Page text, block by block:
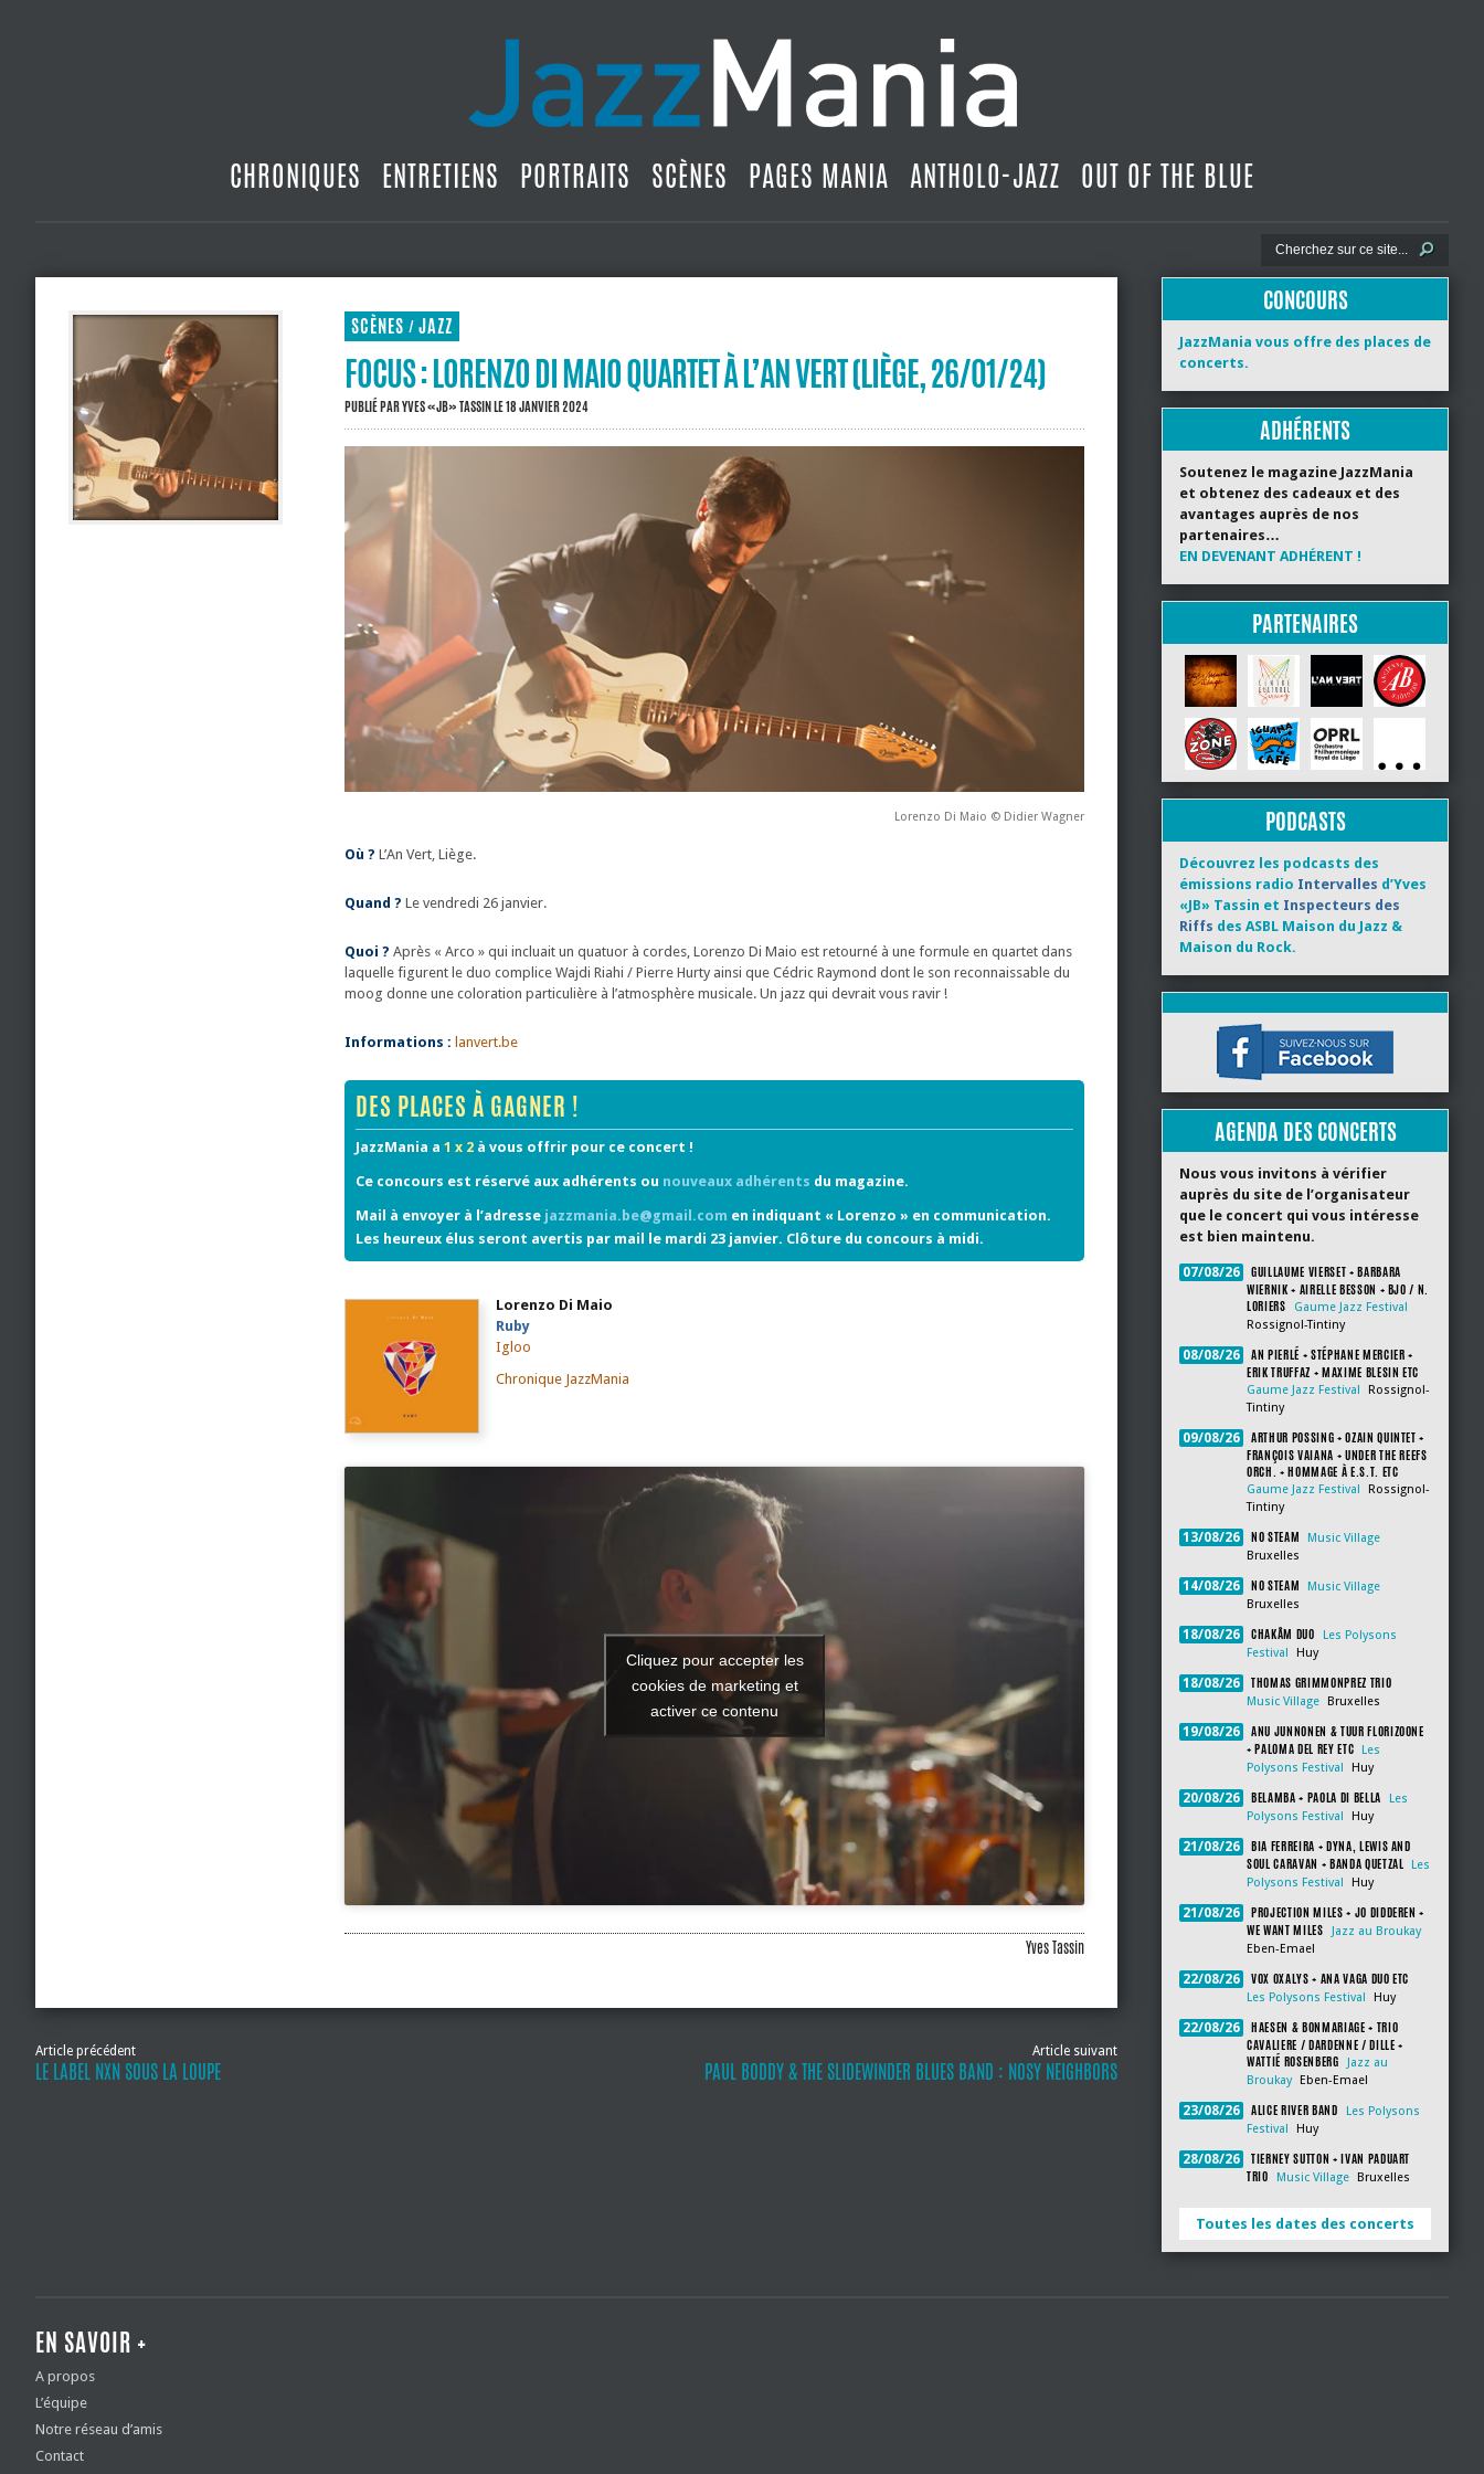
CHRONIQUES ENTRETIENS PORTRAITS SCÈNES PAGES MANIA ANTHOLO-JAZZ OUT OF THE BLUE
SCÈNES / JAZZ
FOCUS : LORENZO DI MAIO QUARTET À L’AN VERT (LIÈGE, 26/01/24)
PUBLIÉ PARYVES «JB» TASSINLE 18 JANVIER 2024
Lorenzo Di Maio © Didier Wagner
Où ? L’An Vert, Liège.
Quand ? Le vendredi 26 janvier.
Quoi ? Après « Arco » qui incluait un quatuor à cordes, Lorenzo Di Maio est retourné à une formule en quartet dans
laquelle figurent le duo complice Wajdi Riahi / Pierre Hurty ainsi que Cédric Raymond dont le son reconnaissable du
moog donne une coloration particulière à l’atmosphère musicale. Un jazz qui devrait vous ravir !
Informations : lanvert.be
DES PLACES À GAGNER !
JazzMania a 1 x 2 à vous offrir pour ce concert !
Ce concours est réservé aux adhérents ou nouveaux adhérents du magazine.
Mail à envoyer à l’adresse jazzmania.be@gmail.com en indiquant « Lorenzo » en communication.
Les heureux élus seront avertis par mail le mardi 23 janvier. Clôture du concours à midi.
Lorenzo Di Maio
Ruby
Igloo
Chronique JazzMania
Cliquez pour accepter les
cookies de marketing et
activer ce contenu
Yves Tassin
Article précédent
LE LABEL NXN SOUS LA LOUPE
Article suivant
PAUL BODDY & THE SLIDEWINDER BLUES BAND : NOSY NEIGHBORS
CONCOURS
JazzMania vous offre des places de
concerts.
ADHÉRENTS
Soutenez le magazine JazzMania
et obtenez des cadeaux et des
avantages auprès de nos
partenaires…
EN DEVENANT ADHÉRENT !
PARTENAIRES
PODCASTS
Découvrez les podcasts des
émissions radio Intervalles d’Yves
«JB» Tassin et Inspecteurs des
Riffs des ASBL Maison du Jazz &
Maison du Rock.
AGENDA DES CONCERTS
Nous vous invitons à vérifier
auprès du site de l’organisateur
que le concert qui vous intéresse
est bien maintenu.
07/08/26
GUILLAUME VIERSET + BARBARA
WIERNIK + AIRELLE BESSON + BJO / N.
LORIERS
Gaume Jazz Festival
Rossignol-Tintiny
08/08/26
AN PIERLÉ + STÉPHANE MERCIER +
ERIK TRUFFAZ + MAXIME BLESIN ETC
Gaume Jazz Festival
Rossignol-
Tintiny
09/08/26
ARTHUR POSSING + OZAIN QUINTET +
FRANÇOIS VAIANA + UNDER THE REEFS
ORCH. + HOMMAGE À E.S.T. ETC
Gaume Jazz Festival
Rossignol-
Tintiny
13/08/26 NO STEAM
Music Village
Bruxelles
14/08/26 NO STEAM
Music Village
Bruxelles
18/08/26 CHAKÂM DUO
Les Polysons
Festival
Huy
18/08/26 THOMAS GRIMMONPREZ TRIO
Music Village Bruxelles
19/08/26
ANU JUNNONEN & TUUR FLORIZOONE
+ PALOMA DEL REY ETC
Les
Polysons Festival
Huy
20/08/26 BELAMBA + PAOLA DI BELLA
Les
Polysons Festival
Huy
21/08/26
BIA FERREIRA + DYNA, LEWIS AND
SOUL CARAVAN + BANDA QUETZAL
Les
Polysons Festival
Huy
21/08/26
PROJECTION MILES + JO DIDDEREN +
WE WANT MILES
Jazz au Broukay
Eben-Emael
22/08/26 VOX OXALYS + ANA VAGA DUO ETC
Les Polysons Festival Huy
22/08/26
HAESEN & BONMARIAGE + TRIO
CAVALIERE / DARDENNE / DILLE +
WATTIÉ ROSENBERG
Jazz au
Broukay
Eben-Emael
23/08/26 ALICE RIVER BAND
Les Polysons
Festival
Huy
28/08/26
TIERNEY SUTTON + IVAN PADUART
TRIO
Music Village Bruxelles
Toutes les dates des concerts
EN SAVOIR +
A propos
L’équipe
Notre réseau d’amis
Contact